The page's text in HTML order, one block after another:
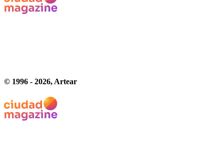
© 1996 - 2026, Artear